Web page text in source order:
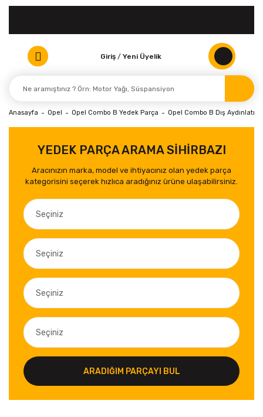
Giriş / Yeni Üyelik
Anasayfa Opel Opel Combo B Yedek Parça Opel Combo B Dış
YEDEK PARÇA ARAMA SİHİRBAZI
Aracınızın marka, model ve ihtiyacınız olan yedek parça
kategorisini seçerek hızlıca aradığınız ürüne ulaşabilirsiniz.
ARADIĞIM PARÇAYI BUL